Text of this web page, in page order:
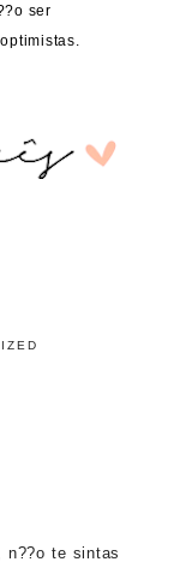
ser
n??o te sintas